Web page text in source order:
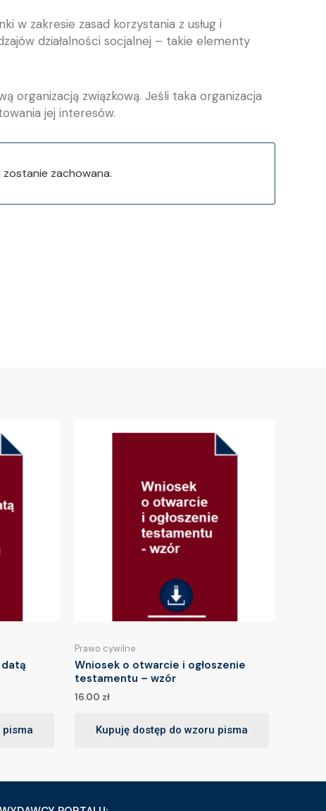
w zakresie zasad korzystania z usług i
działalności socjalnej – takie elementy
organizacją związkową. Jeśli taka organizacja
jej interesów.
zachowana.
pisma
Prawo cywilne
Wniosek o otwarcie i ogłoszenie
testamentu – wzór
16.00 zł
Kupuję dostęp do wzoru pisma